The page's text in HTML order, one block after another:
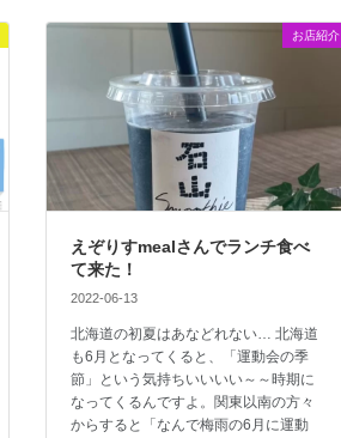
お店紹介
えぞりすmealさんでランチ食べ
て来た！
2022-06-13
北海道の初夏はあなどれない… 北海道
も6月となってくると、「運動会の季
節」という気持ちいいいい～～時期に
なってくるんですよ。関東以南の方々
からすると「なんで梅雨の6月に運動